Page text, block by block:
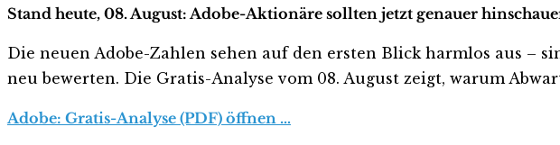
Stand heute, 08. August: Adobe-Aktionäre sollten jetzt genauer
Die neuen Adobe-Zahlen sehen auf den ersten Blick harmlos aus –
neu bewerten. Die Gratis-Analyse vom 08. August zeigt, warum
Adobe: Gratis-Analyse (PDF) öffnen …